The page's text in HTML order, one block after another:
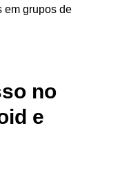
em grupos de
no
e